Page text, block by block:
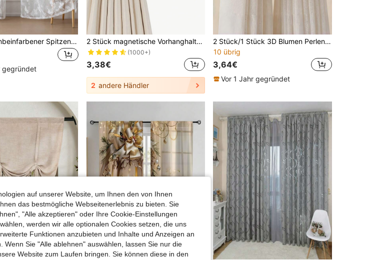
1 Stück Elfenbeinfarbener Spitzenvorhang, rustikaler Stil, einfacher Schmetterlings-Blumenmuster Spitzenvorhang, geeignet für Wohnzimmer, Schlafzimmer, Küche und andere Fenster, Ösendesign Sichtschutz Spitzenvorhang
gegründet
2 Stück magnetische Vorhanghalter, Polyester-Seilmaterial, moderner Stil, geeignet für Heim- und Bürodekoration, Geschenkidee zum Geburtstag und Abschluss.
(1000+)
3,38€
2 andere Händler
2 Stück/1 Stück 3D Blumen Perlen Vorhang Raffhalter, Raumdekoration Moskitonetz Aufbewahrungsriemen, verstellbare Vorhang Raffhalteringe, Vorhang Zubehör
10 übrig
3,64€
Vor 1 Jahr gegründet
auf unserer Website, um Ihnen den von Ihnen
das bestmögliche Webseitenerlebnis zu bieten. Sie
"Alle akzeptieren" oder Ihre Cookie-Einstellungen
werden wir alle optionalen Cookies setzen, die uns
Funktionen anzubieten und Inhalte und Anzeigen an
Wenn Sie "Alle ablehnen" auswählen, lassen Sie nur die
Website zum Laufen bringen. Sie können diese in den